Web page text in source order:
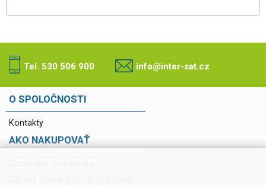
Tel. 530 506 900 info@inter-sat.cz
O SPOLOČNOSTI
Kontakty
AKO NAKUPOVAŤ